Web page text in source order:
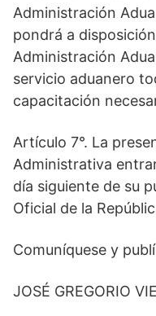
Administración
pondrá a
Administración
servicio aduanero
capacitación
Artículo 7°. La
Administrativa
día siguiente de su
Oficial de la
Comuníquese y
JOSÉ GREGORIO